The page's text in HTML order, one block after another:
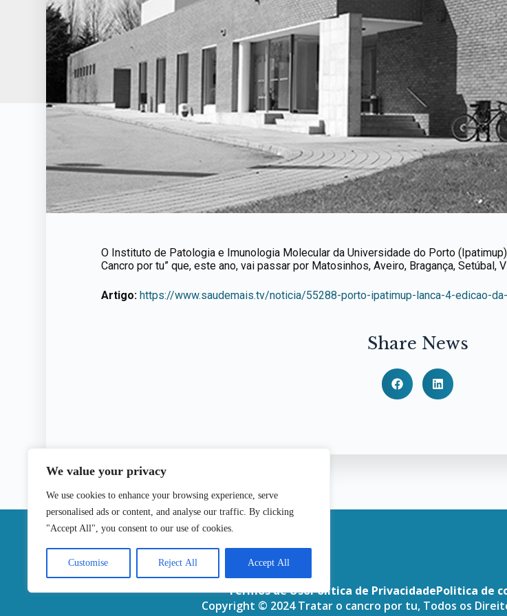
We value your privacy
We use cookies to enhance your browsing experience, serve
personalised ads or content, and analyse our traffic. By clicking
"Accept All", you consent to our use of cookies.
Customise Reject All Accept All
O Instituto de Patologia e Imunologia Molecular da Universidade do Porto
Cancro por tu” que, este ano, vai passar por Matosinhos, Aveiro, Bragança, Setúbal,
Artigo: https://www.saudemais.tv/noticia/55288-porto-ipatimup-lanca-4-edicao-
Share News
|
Termos de UsoPolitica de PrivacidadePolitica de
Copyright © 2024 Tratar o cancro por tu, Todos os